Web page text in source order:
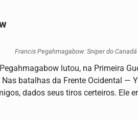
Francis Pegahmagabow: Sniper do
lutou, na Primeira
batalhas da Frente Ocidental —
dados seus tiros certeiros. Ele